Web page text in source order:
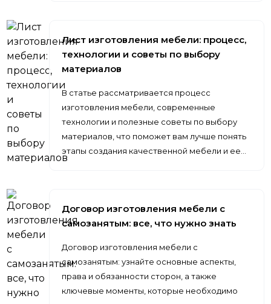
Лист изготовления мебели: процесс,
технологии и советы по выбору
материалов
В статье рассматривается процесс
изготовления мебели, современные
технологии и полезные советы по выбору
материалов, что поможет вам лучше понять
этапы создания качественной мебели и ее…
Договор изготовления мебели с
самозанятым: все, что нужно знать
Договор изготовления мебели с
самозанятым: узнайте основные аспекты,
права и обязанности сторон, а также
ключевые моменты, которые необходимо